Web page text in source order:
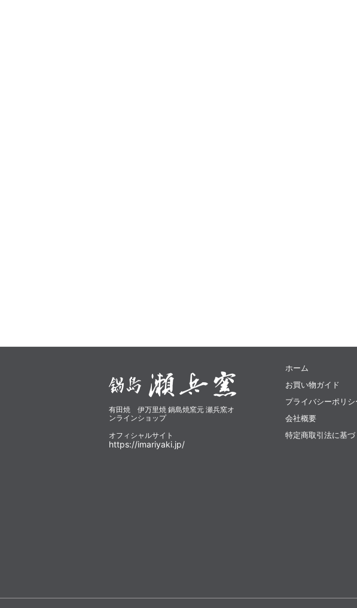
有田焼 伊万里焼 鍋島焼窯元 瀬兵窯オ
ンラインショップ
オフィシャルサイト
https://imariyaki.jp/
ホーム
お買い物ガイド
プライバシーポリシ
会社概要
特定商取引法に基